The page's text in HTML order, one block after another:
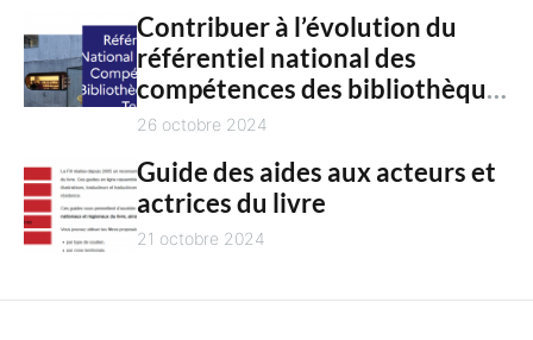
Contribuer à l’évolution du
référentiel national des
compétences des bibliothèques
territoriales
26 octobre 2024
Guide des aides aux acteurs et
actrices du livre
21 octobre 2024